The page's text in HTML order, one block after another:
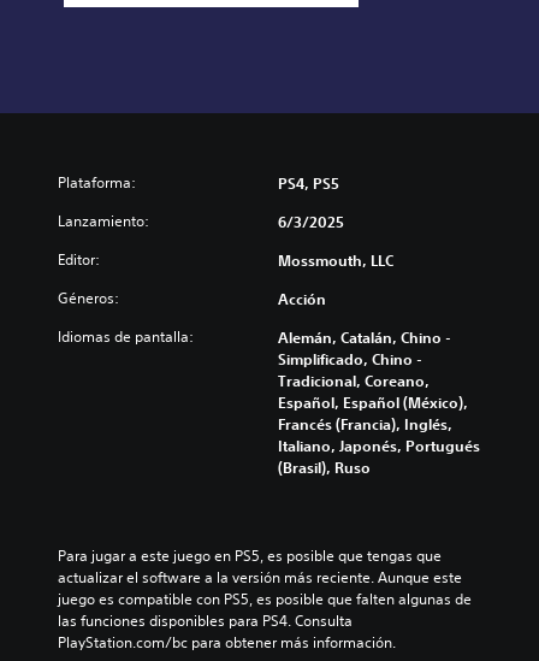
Plataforma: PS4, PS5
Lanzamiento: 6/3/2025
Editor: Mossmouth, LLC
Géneros: Acción
Idiomas de pantalla:
Alemán, Catalán, Chino -
Simplificado, Chino -
Tradicional, Coreano,
Español, Español (México),
Francés (Francia), Inglés,
Italiano, Japonés, Portugués
(Brasil), Ruso
Para jugar a este juego en PS5, es posible que tengas que
actualizar el software a la versión más reciente. Aunque este
juego es compatible con PS5, es posible que falten algunas de
las funciones disponibles para PS4. Consulta
PlayStation.com/bc para obtener más información.